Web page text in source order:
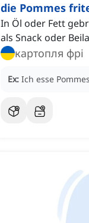
die Pommes
In Öl oder Fett
als Snack oder
картопля фрі
Ex: Ich esse